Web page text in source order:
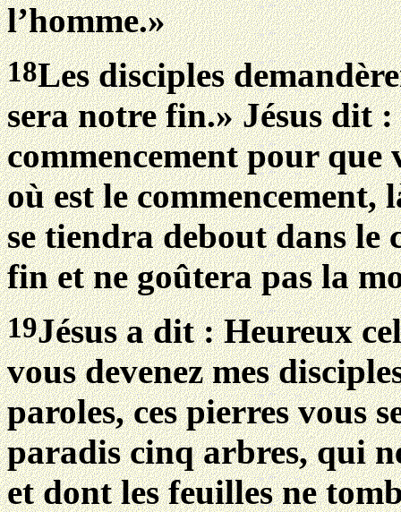
l’homme.»
18Les disciples
sera notre fin.» Jésus dit
commencement pour
où est le
se tiendra debout dans
fin et ne goûtera pas la
19Jésus a dit : Heureux
vous devenez mes
paroles, ces pierres vous
paradis cinq arbres, qui
et dont les feuilles ne